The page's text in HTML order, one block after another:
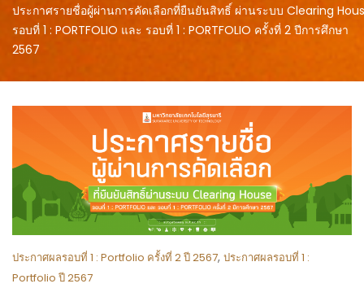
ประกาศรายชื่อผู้ผ่านการคัดเลือกที่ยืนยันสิทธิ์ ผ่านระบบ Clearing
รอบที่ 1 : PORTFOLIO และ รอบที่ 1 : PORTFOLIO ครั้งที่ 2 ปีการศึกษา
2567
ประกาศผลรอบที่ 1 : Portfolio ครั้งที่ 2 ปี 2567, ประกาศผลรอบที่ 1 :
Portfolio ปี 2567